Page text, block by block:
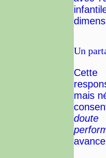
Un
Cette
mais
doute